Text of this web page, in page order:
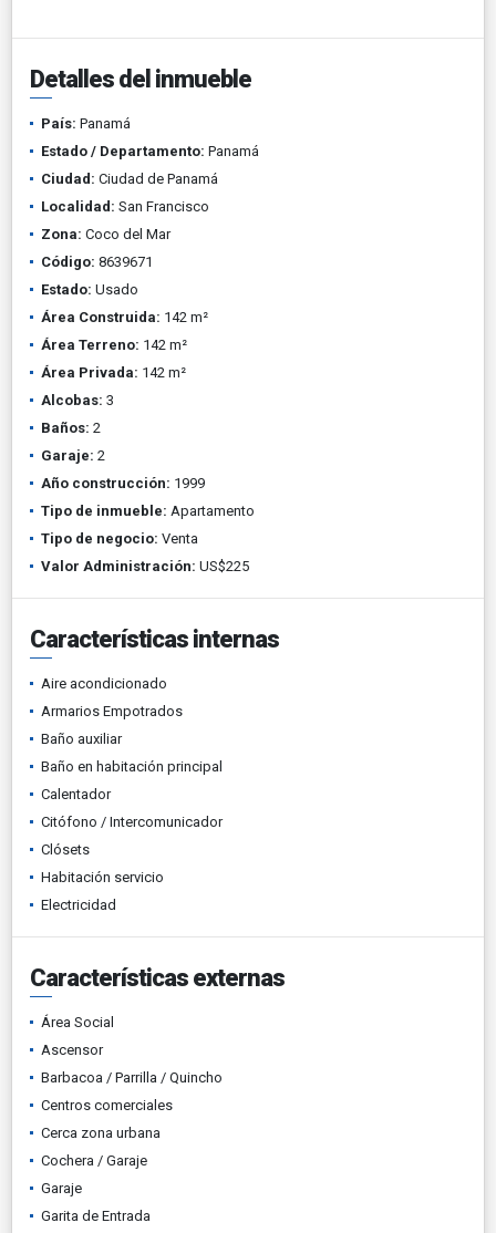
Detalles del inmueble
País: Panamá
Estado / Departamento: Panamá
Ciudad: Ciudad de Panamá
Localidad: San Francisco
Zona: Coco del Mar
Código: 8639671
Estado: Usado
Área Construida: 142 m²
Área Terreno: 142 m²
Área Privada: 142 m²
Alcobas: 3
Baños: 2
Garaje: 2
Año construcción: 1999
Tipo de inmueble: Apartamento
Tipo de negocio: Venta
Valor Administración: US$225
Características internas
Aire acondicionado
Armarios Empotrados
Baño auxiliar
Baño en habitación principal
Calentador
Citófono / Intercomunicador
Clósets
Habitación servicio
Electricidad
Características externas
Área Social
Ascensor
Barbacoa / Parrilla / Quincho
Centros comerciales
Cerca zona urbana
Cochera / Garaje
Garaje
Garita de Entrada